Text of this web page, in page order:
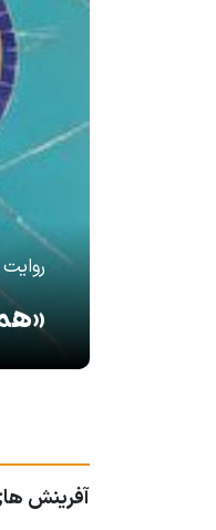
آفرینش